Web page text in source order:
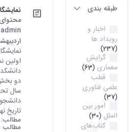
طبقه بندی
اخبار و
رویداد ها
(237)
گرایش
معماری (63)
قطب
علمی فناوری
(37)
امور بین
الملل (30)
کتاب‌های
اولین
دو بخش
تاریخ